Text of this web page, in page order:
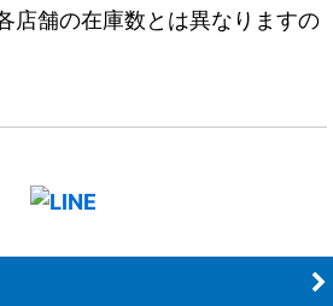
店舗の在庫数とは異なりますの